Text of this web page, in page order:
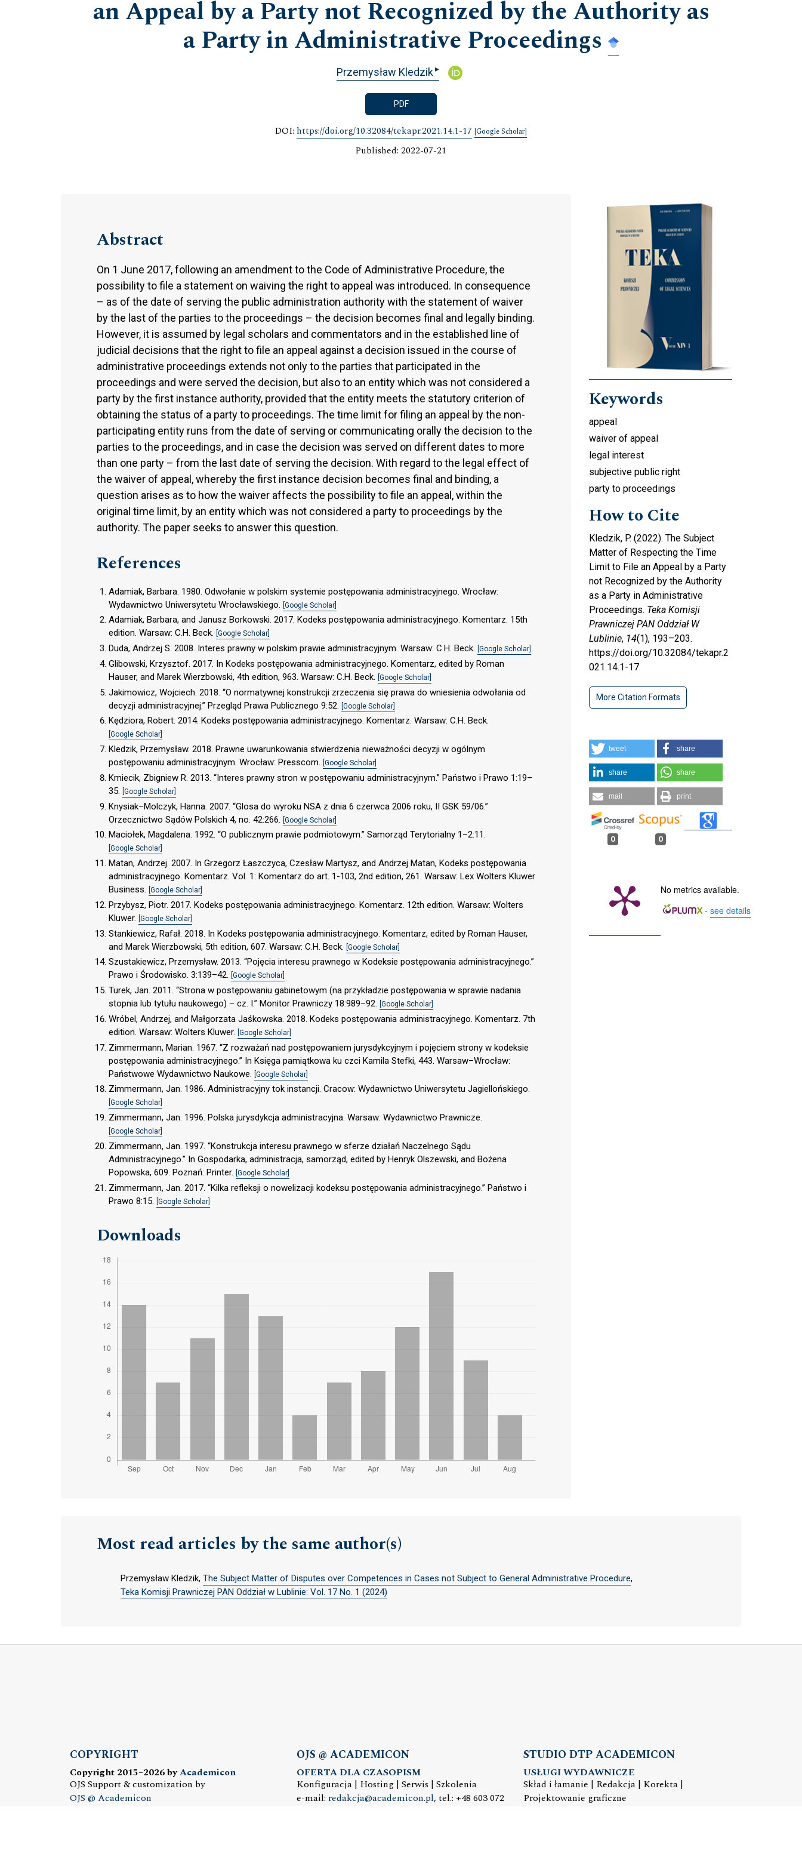
an Appeal by a Party not Recognized by the Authority as
a Party in Administrative Proceedings
Przemysław Kledzik▸
PDF
DOI: https://doi.org/10.32084/tekapr.2021.14.1-17 [Google Scholar]
Published: 2022-07-21
Abstract
On 1 June 2017, following an amendment to the Code of Administrative Procedure, the
possibility to file a statement on waiving the right to appeal was introduced. In consequence
– as of the date of serving the public administration authority with the statement of waiver
by the last of the parties to the proceedings – the decision becomes final and legally binding.
However, it is assumed by legal scholars and commentators and in the established line of
judicial decisions that the right to file an appeal against a decision issued in the course of
administrative proceedings extends not only to the parties that participated in the
proceedings and were served the decision, but also to an entity which was not considered a
party by the first instance authority, provided that the entity meets the statutory criterion of
obtaining the status of a party to proceedings. The time limit for filing an appeal by the non-
participating entity runs from the date of serving or communicating orally the decision to the
parties to the proceedings, and in case the decision was served on different dates to more
than one party – from the last date of serving the decision. With regard to the legal effect of
the waiver of appeal, whereby the first instance decision becomes final and binding, a
question arises as to how the waiver affects the possibility to file an appeal, within the
original time limit, by an entity which was not considered a party to proceedings by the
authority. The paper seeks to answer this question.
References
Adamiak, Barbara. 1980. Odwołanie w polskim systemie postępowania administracyjnego. Wrocław:
Wydawnictwo Uniwersytetu Wrocławskiego. [Google Scholar]
Adamiak, Barbara, and Janusz Borkowski. 2017. Kodeks postępowania administracyjnego. Komentarz. 15th
edition. Warsaw: C.H. Beck. [Google Scholar]
Duda, Andrzej S. 2008. Interes prawny w polskim prawie administracyjnym. Warsaw: C.H. Beck. [Google Scholar]
Glibowski, Krzysztof. 2017. In Kodeks postępowania administracyjnego. Komentarz, edited by Roman
Hauser, and Marek Wierzbowski, 4th edition, 963. Warsaw: C.H. Beck. [Google Scholar]
Jakimowicz, Wojciech. 2018. “O normatywnej konstrukcji zrzeczenia się prawa do wniesienia odwołania od
decyzji administracyjnej.” Przegląd Prawa Publicznego 9:52. [Google Scholar]
Kędziora, Robert. 2014. Kodeks postępowania administracyjnego. Komentarz. Warsaw: C.H. Beck.
[Google Scholar]
Kledzik, Przemysław. 2018. Prawne uwarunkowania stwierdzenia nieważności decyzji w ogólnym
postępowaniu administracyjnym. Wrocław: Presscom. [Google Scholar]
Kmiecik, Zbigniew R. 2013. “Interes prawny stron w postępowaniu administracyjnym.” Państwo i Prawo 1:19–
35. [Google Scholar]
Knysiak–Molczyk, Hanna. 2007. “Glosa do wyroku NSA z dnia 6 czerwca 2006 roku, II GSK 59/06.”
Orzecznictwo Sądów Polskich 4, no. 42:266. [Google Scholar]
Maciołek, Magdalena. 1992. “O publicznym prawie podmiotowym.” Samorząd Terytorialny 1–2:11.
[Google Scholar]
Matan, Andrzej. 2007. In Grzegorz Łaszczyca, Czesław Martysz, and Andrzej Matan, Kodeks postępowania
administracyjnego. Komentarz. Vol. 1: Komentarz do art. 1-103, 2nd edition, 261. Warsaw: Lex Wolters Kluwer
Business. [Google Scholar]
Przybysz, Piotr. 2017. Kodeks postępowania administracyjnego. Komentarz. 12th edition. Warsaw: Wolters
Kluwer. [Google Scholar]
Stankiewicz, Rafał. 2018. In Kodeks postępowania administracyjnego. Komentarz, edited by Roman Hauser,
and Marek Wierzbowski, 5th edition, 607. Warsaw: C.H. Beck. [Google Scholar]
Szustakiewicz, Przemysław. 2013. “Pojęcia interesu prawnego w Kodeksie postępowania administracyjnego.”
Prawo i Środowisko. 3:139–42. [Google Scholar]
Turek, Jan. 2011. “Strona w postępowaniu gabinetowym (na przykładzie postępowania w sprawie nadania
stopnia lub tytułu naukowego) – cz. I.” Monitor Prawniczy 18:989–92. [Google Scholar]
Wróbel, Andrzej, and Małgorzata Jaśkowska. 2018. Kodeks postępowania administracyjnego. Komentarz. 7th
edition. Warsaw: Wolters Kluwer. [Google Scholar]
Zimmermann, Marian. 1967. “Z rozważań nad postępowaniem jurysdykcyjnym i pojęciem strony w kodeksie
postępowania administracyjnego.” In Księga pamiątkowa ku czci Kamila Stefki, 443. Warsaw–Wrocław:
Państwowe Wydawnictwo Naukowe. [Google Scholar]
Zimmermann, Jan. 1986. Administracyjny tok instancji. Cracow: Wydawnictwo Uniwersytetu Jagiellońskiego.
[Google Scholar]
Zimmermann, Jan. 1996. Polska jurysdykcja administracyjna. Warsaw: Wydawnictwo Prawnicze.
[Google Scholar]
Zimmermann, Jan. 1997. “Konstrukcja interesu prawnego w sferze działań Naczelnego Sądu
Administracyjnego.” In Gospodarka, administracja, samorząd, edited by Henryk Olszewski, and Bożena
Popowska, 609. Poznań: Printer. [Google Scholar]
Zimmermann, Jan. 2017. “Kilka refleksji o nowelizacji kodeksu postępowania administracyjnego.” Państwo i
Prawo 8:15. [Google Scholar]
Downloads
Cover image
Keywords
appeal
waiver of appeal
legal interest
subjective public right
party to proceedings
How to Cite
Kledzik, P. (2022). The Subject
Matter of Respecting the Time
Limit to File an Appeal by a Party
not Recognized by the Authority
as a Party in Administrative
Proceedings. Teka Komisji
Prawniczej PAN Oddział W
Lublinie, 14(1), 193–203.
https://doi.org/10.32084/tekapr.2
021.14.1-17
More Citation Formats
tweet share
share share
mail print
0 0
No metrics available.
- see details
Most read articles by the same author(s)
Przemysław Kledzik, The Subject Matter of Disputes over Competences in Cases not Subject to General Administrative Procedure,
Teka Komisji Prawniczej PAN Oddział w Lublinie: Vol. 17 No. 1 (2024)
COPYRIGHT
Copyright 2015–2026 byAcademicon
OJS Support & customization by
OJS @ Academicon
OJS @ ACADEMICON
OFERTA DLA CZASOPISM
Konfiguracja | Hosting | Serwis | Szkolenia
e-mail: redakcja@academicon.pl, tel.: +48 603 072
STUDIO DTP ACADEMICON
USŁUGI WYDAWNICZE
Skład i łamanie | Redakcja | Korekta |
Projektowanie graficzne